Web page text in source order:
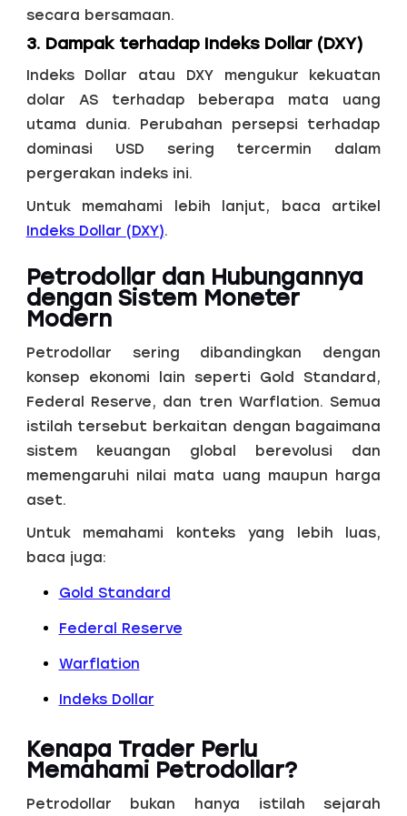
secara bersamaan.
3. Dampak terhadap Indeks Dollar (DXY)
Indeks Dollar atau DXY mengukur kekuatan
dolar AS terhadap beberapa mata uang
utama dunia. Perubahan persepsi terhadap
dominasi USD sering tercermin dalam
pergerakan indeks ini.
Untuk memahami lebih lanjut, baca artikel
Indeks Dollar (DXY).
Petrodollar dan Hubungannya
dengan Sistem Moneter
Modern
Petrodollar sering dibandingkan dengan
konsep ekonomi lain seperti Gold Standard,
Federal Reserve, dan tren Warflation. Semua
istilah tersebut berkaitan dengan bagaimana
sistem keuangan global berevolusi dan
memengaruhi nilai mata uang maupun harga
aset.
Untuk memahami konteks yang lebih luas,
baca juga:
Gold Standard
Federal Reserve
Warflation
Indeks Dollar
Kenapa Trader Perlu
Memahami Petrodollar?
Petrodollar bukan hanya istilah sejarah